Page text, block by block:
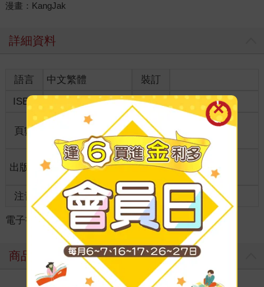
漫畫：KangJak
詳細資料
語言 中文繁體
裝訂
ISBN
9786264151573 分級 限制級
頁數
商品規
格
21*14.7*1.5
出版地 台灣
適讀年
成人適讀
注音 級別
電子書 ＞ 漫畫 ＞ BL /耽美 ＞ 韓國
商品評價